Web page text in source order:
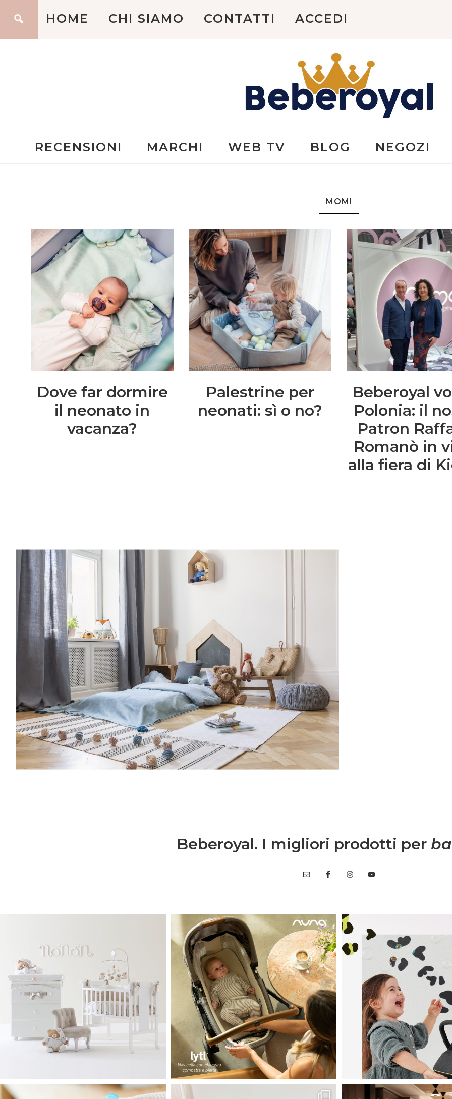
HOME CHI SIAMO CONTATTI ACCEDI
Beberoyal
RECENSIONI MARCHI WEB TV BLOG NEGOZI
MOMI
Dove far dormire
il neonato in
vacanza?
Palestrine per
neonati: sì o no?
Beberoyal
Polonia: il
Patron
Romanò in
alla fiera di
Entra anche tu nel mondo delle Royal Families: la nostra
community è grandissima e speciale.Una volta al mese riceverai
consigli per rendere più semplice l’organizzazione della tua
famiglia, grazie a spunti su genitorialità, crescita, cucina,
creatività, vita lavorativa. Entra anche tu nel mondo delle Royal
Families: la nostra community è grandissima e speciale.Una volta
al mese riceverai consigli per rendere più semplice
l’organizzazione della tua famiglia, grazie a spunti su genitorialità,
crescita, cucina, creatività, vita lavorativa.Entra anche tu nel
mondo delle Royal Families: la nostra community è grandissima
e speciale.Una volta al mese riceverai consigli per rendere più
semplice l’organizzazione della tua famiglia, grazie a spunti su
genitorialità, crescita, cucina, creatività, vita lavorativa.
Beberoyal. I migliori prodotti per